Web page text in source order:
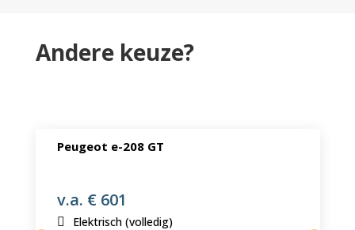
Andere keuze?
Peugeot e-208 GT
v.a. € 601
Elektrisch (volledig)